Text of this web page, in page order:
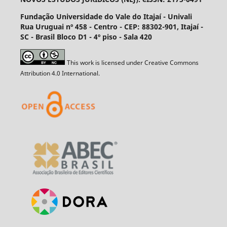
Fundação Universidade do Vale do Itajaí - Univali
Rua Uruguai nº 458 - Centro - CEP: 88302-901, Itajaí­ -
SC - Brasil Bloco D1 - 4º piso - Sala 420
This work is licensed under Creative Commons
Attribution 4.0 International.